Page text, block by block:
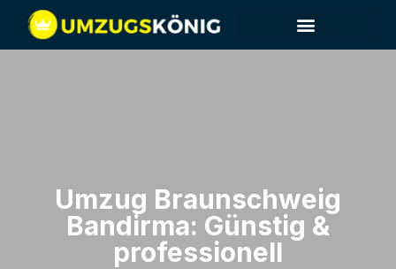
Umzug Braunschweig​
Bandirma: Günstig &
professionell​